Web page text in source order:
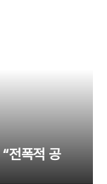
전폭적 공